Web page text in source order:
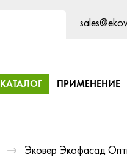
КАТАЛОГ ПРИМЕНЕНИЕ
Эковер Экофасад